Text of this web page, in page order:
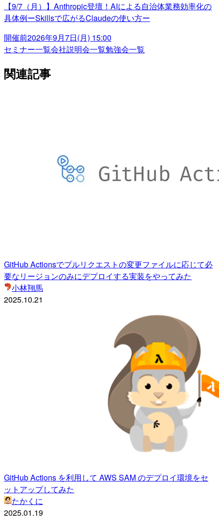
【9/7（月）】Anthropic登壇！AIによる自治体業務効率化の
具体例ーSkillsで広がるClaudeの使い方ー
開催前2026年9月7日(月) 15:00
セミナー一覧会社説明会一覧勉強会一覧
関連記事
GitHub Actionsでプルリクエストの変更ファイルに応じて必
要なリージョンのみにデプロイする実装をやってみた
小林翔馬
2025.10.21
GitHub Actions を利用して AWS SAM のデプロイ環境をセ
ットアップしてみた
たかくに
2025.01.19